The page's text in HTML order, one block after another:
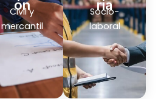
ón
Civil y
mercantil
ria
Socio-
laboral